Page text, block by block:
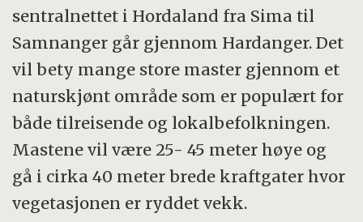
sentralnettet i Hordaland fra Sima til
Samnanger går gjennom Hardanger. Det
vil bety mange store master gjennom et
naturskjønt område som er populært for
både tilreisende og lokalbefolkningen.
Mastene vil være 25- 45 meter høye og
gå i cirka 40 meter brede kraftgater hvor
vegetasjonen er ryddet vekk.